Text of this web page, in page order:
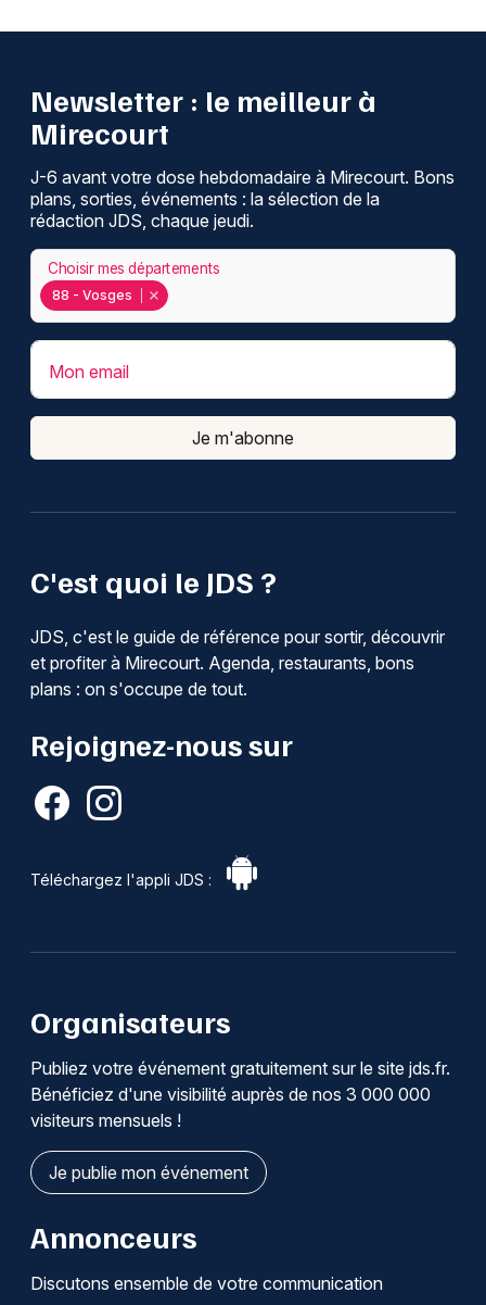
C'est quoi le JDS ?
JDS, c'est le guide de référence pour sortir, découvrir
et profiter à Mirecourt. Agenda, restaurants, bons
plans : on s'occupe de tout.
Rejoignez-nous sur
Téléchargez l'appli JDS :
Newsletter : le meilleur à
Mirecourt
J-6 avant votre dose hebdomadaire à Mirecourt. Bons
plans, sorties, événements : la sélection de la
rédaction JDS, chaque jeudi.
88 - Vosges
Choisir mes départements
Mon email
Je m'abonne
Organisateurs
Publiez votre événement gratuitement sur le site jds.fr.
Bénéficiez d'une visibilité auprès de nos 3 000 000
visiteurs mensuels !
Je publie mon événement
Annonceurs
Discutons ensemble de votre communication